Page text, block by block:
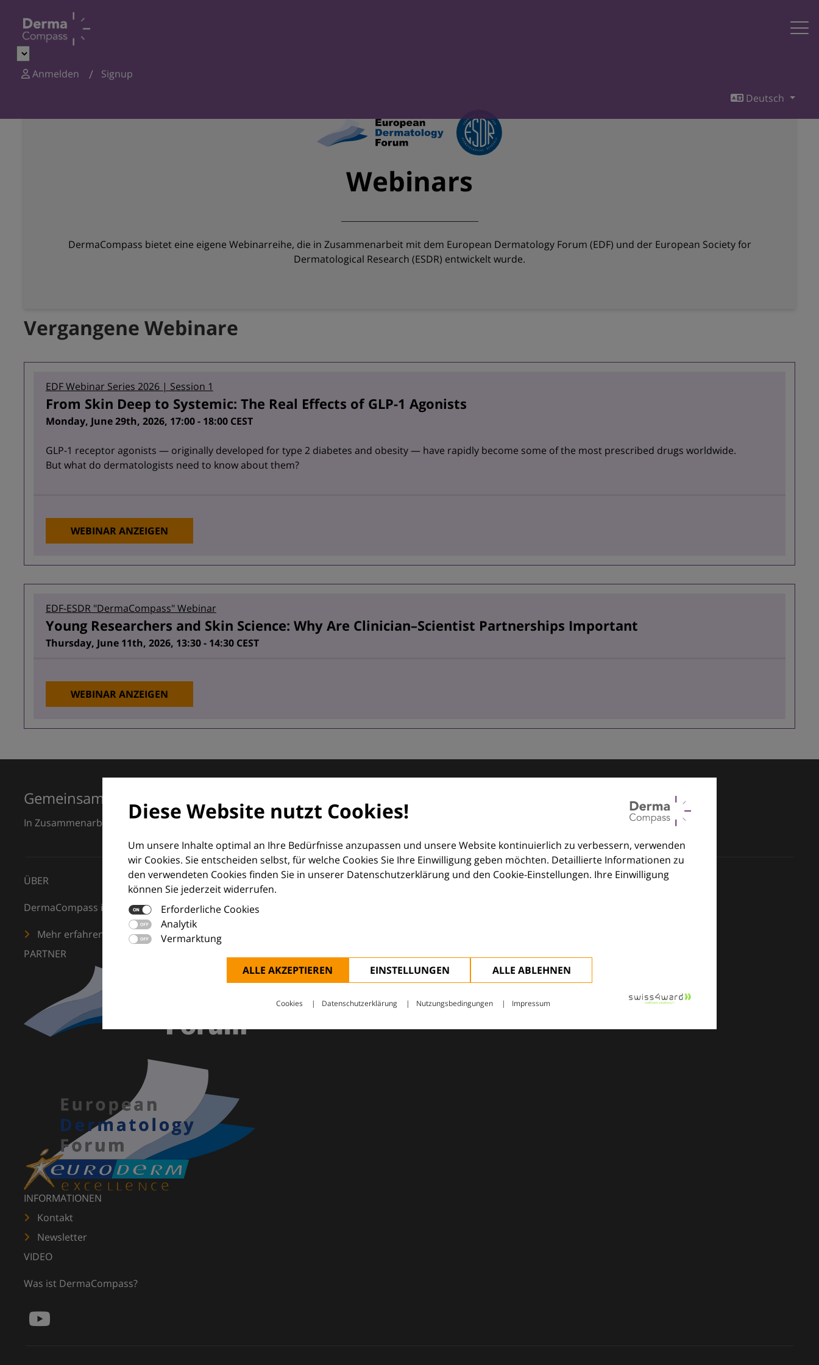
Anmelden
Signup
Deutsch
Webinars
DermaCompass bietet eine eigene Webinarreihe, die in Zusammenarbeit mit dem European Dermatology Forum (EDF) und der European Society for
Dermatological Research (ESDR) entwickelt wurde.
Vergangene Webinare
EDF Webinar Series 2026 | Session 1
From Skin Deep to Systemic: The Real Effects of GLP-1 Agonists
Monday, June 29th, 2026, 17:00 - 18:00 CEST
GLP-1 receptor agonists — originally developed for type 2 diabetes and obesity — have rapidly become some of the most prescribed drugs worldwide.
But what do dermatologists need to know about them?
WEBINAR ANZEIGEN
EDF-ESDR "DermaCompass" Webinar
Young Researchers and Skin Science: Why Are Clinician–Scientist Partnerships Important
Thursday, June 11th, 2026, 13:30 - 14:30 CEST
WEBINAR ANZEIGEN
Diese Website nutzt Cookies!
Um unsere Inhalte optimal an Ihre Bedürfnisse anzupassen und unsere Website kontinuierlich zu verbessern, verwenden
wir Cookies. Sie entscheiden selbst, für welche Cookies Sie Ihre Einwilligung geben möchten. Detaillierte Informationen zu
den verwendeten Cookies finden Sie in unserer Datenschutzerklärung und den Cookie-Einstellungen. Ihre Einwilligung
können Sie jederzeit widerrufen.
Erforderliche Cookies
Analytik
Vermarktung
ALLE AKZEPTIEREN EINSTELLUNGEN ALLE ABLEHNEN
Cookies Datenschutzerklärung Nutzungsbedingungen Impressum
Gemeinsam für Exzellenz in der Dermatologie
In Zusammenarbeit mit dem European Dermatology Forum (EDF) und Euroderm Excellence
ÜBER
DermaCompass ist Ihr digitaler Kompass für die Dermatologie – mit Wissen, Bildern und praktischen Tools für den klinischen Alltag.
Mehr erfahren
PARTNER
INFORMATIONEN
Kontakt
Newsletter
VIDEO
Was ist DermaCompass?